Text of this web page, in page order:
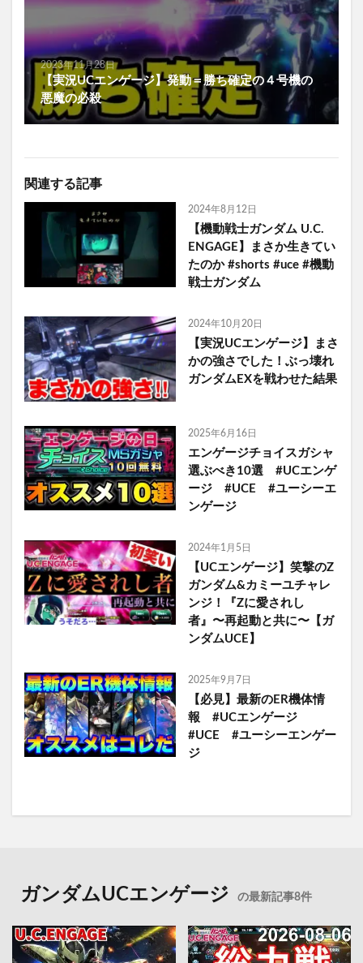
2023年11月28日
【実況UCエンゲージ】発動＝勝ち確定の４号機の
悪魔の必殺
関連する記事
2024年8月12日
【機動戦士ガンダム U.C.
ENGAGE】まさか生きてい
たのか #shorts #uce #機動
戦士ガンダム
2024年10月20日
【実況UCエンゲージ】まさ
かの強さでした！ぶっ壊れ
ガンダムEXを戦わせた結果
2025年6月16日
エンゲージチョイスガシャ
選ぶべき10選 #UCエンゲ
ージ #UCE #ユーシーエ
ンゲージ
2024年1月5日
【UCエンゲージ】笑撃のZ
ガンダム&カミーユチャレ
ンジ！『Zに愛されし
者』〜再起動と共に〜【ガ
ンダムUCE】
2025年9月7日
【必見】最新のER機体情
報 #UCエンゲージ
#UCE #ユーシーエンゲー
ジ
ガンダムUCエンゲージ の最新記事8件